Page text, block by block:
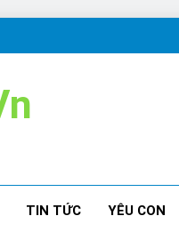
TIN TỨC YÊU CON